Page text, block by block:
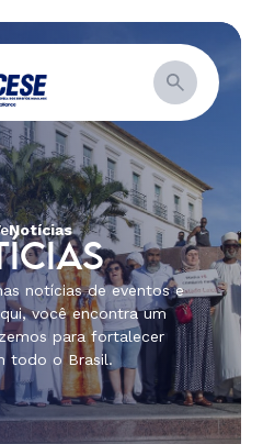
Notícias
notícias de eventos e
você encontra um
para fortalecer
todo o Brasil.